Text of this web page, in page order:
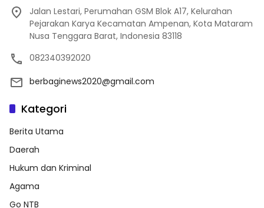
Jalan Lestari, Perumahan GSM Blok A17, Kelurahan
Pejarakan Karya Kecamatan Ampenan, Kota Mataram
Nusa Tenggara Barat, Indonesia 83118
082340392020
berbaginews2020@gmail.com
Kategori
Berita Utama
Daerah
Hukum dan Kriminal
Agama
Go NTB